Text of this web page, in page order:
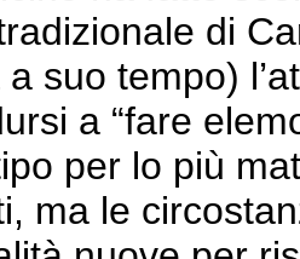
di
suo tempo)
a “fare
per lo più
ma le